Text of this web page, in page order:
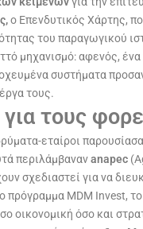
ο Επενδυτικός Χάρτης,
του
μηχανισμό: αφενός,
συστήματα
τους.
τους
εταίροι
περιλάμβανανanapec
σχεδιαστεί για να
πρόγραμμα MDM Invest,
οικονομική όσο και